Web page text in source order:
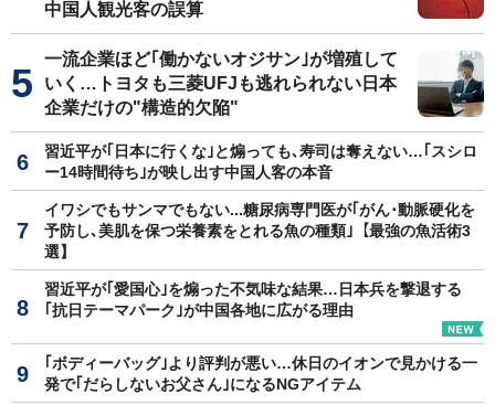
中国人観光客の誤算
一流企業ほど｢働かないオジサン｣が増殖して
いく…トヨタも三菱UFJも逃れられない日本
企業だけの"構造的欠陥"
習近平が｢日本に行くな｣と煽っても､寿司は奪えない…｢スシロ
ー14時間待ち｣が映し出す中国人客の本音
イワシでもサンマでもない...糖尿病専門医が｢がん･動脈硬化を
予防し､美肌を保つ栄養素をとれる魚の種類｣【最強の魚活術3
選】
習近平が｢愛国心｣を煽った不気味な結果…日本兵を撃退する
｢抗日テーマパーク｣が中国各地に広がる理由
｢ボディーバッグ｣より評判が悪い…休日のイオンで見かける一
発で｢だらしないお父さん｣になるNGアイテム